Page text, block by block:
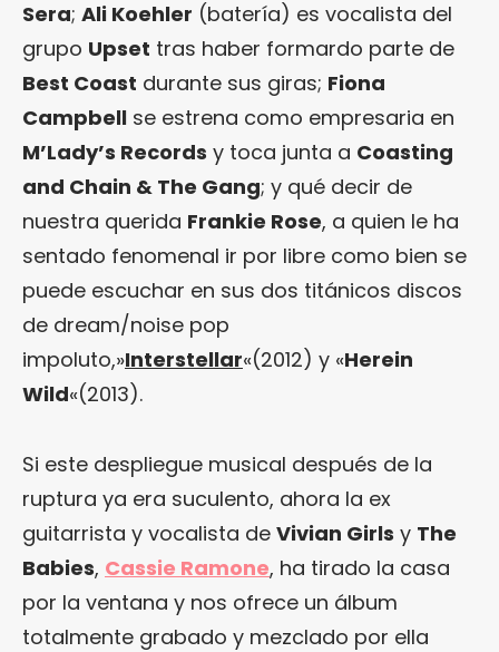
Sera; Ali Koehler (batería) es vocalista del
grupo Upset tras haber formardo parte de
Best Coast durante sus giras; Fiona
Campbell se estrena como empresaria en
M’Lady’s Records y toca junta a Coasting
and Chain & The Gang; y qué decir de
nuestra querida Frankie Rose, a quien le ha
sentado fenomenal ir por libre como bien se
puede escuchar en sus dos titánicos discos
de dream/noise pop
impoluto,»Interstellar«(2012) y «Herein
Wild«(2013).
Si este despliegue musical después de la
ruptura ya era suculento, ahora la ex
guitarrista y vocalista de Vivian Girls y The
Babies, Cassie Ramone, ha tirado la casa
por la ventana y nos ofrece un álbum
totalmente grabado y mezclado por ella